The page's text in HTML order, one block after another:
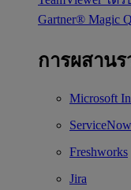
Gartner® Magic
การผสาน
Microsoft
ServiceNow
Freshworks
Jira